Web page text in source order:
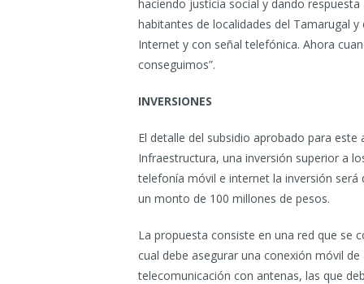
haciendo justicia social y dando
habitantes de localidades del Tamarugal
Internet y con señal telefónica. Ahora
conseguimos”.
INVERSIONES
El detalle del subsidio aprobado para
Infraestructura, una inversión superior a
telefonía móvil e internet la inversión
un monto de 100 millones de pesos.
La propuesta consiste en una red que se
cual debe asegurar una conexión móvil
telecomunicación con antenas, las que